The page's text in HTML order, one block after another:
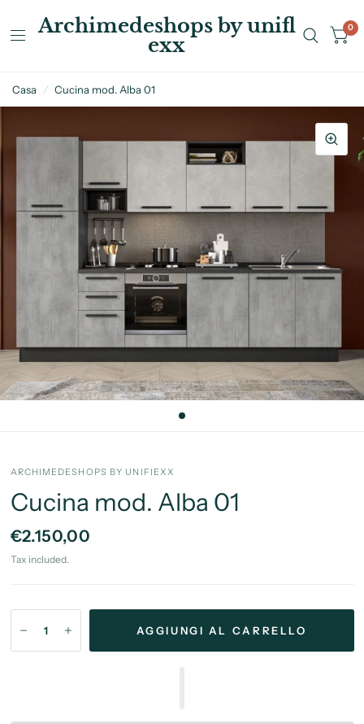
Archimedeshops by unifl
exx
0
Casa / Cucina mod. Alba 01
ARCHIMEDESHOPS BY UNIFIEXX
Cucina mod. Alba 01
€2.150,00
Tax included.
AGGIUNGI AL CARRELLO